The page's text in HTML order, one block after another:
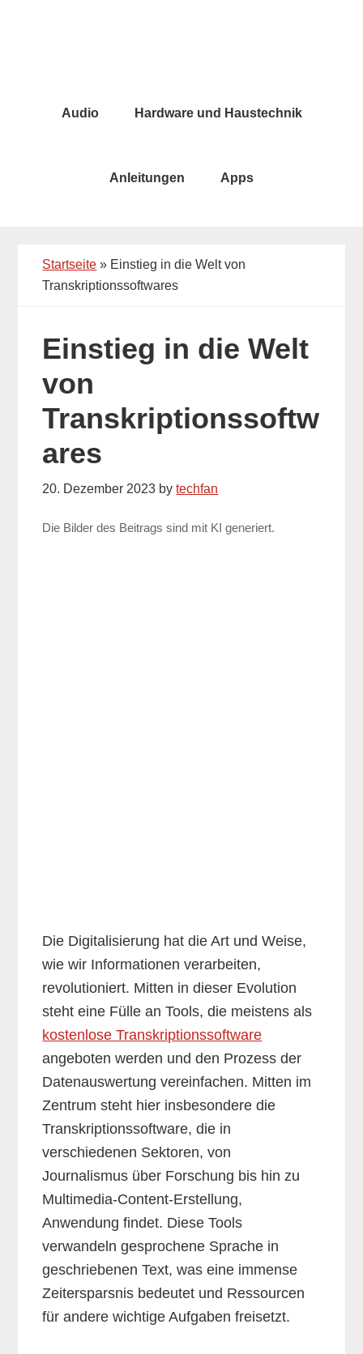
Audio Hardware und Haustechnik
Anleitungen Apps
Startseite » Einstieg in die Welt von
Transkriptionssoftwares
Einstieg in die Welt
von
Transkriptionssoftw
ares
20. Dezember 2023 bytechfan
Die Bilder des Beitrags sind mit KI generiert.
Die Digitalisierung hat die Art und Weise,
wie wir Informationen verarbeiten,
revolutioniert. Mitten in dieser Evolution
steht eine Fülle an Tools, die meistens als
kostenlose Transkriptionssoftware
angeboten werden und den Prozess der
Datenauswertung vereinfachen. Mitten im
Zentrum steht hier insbesondere die
Transkriptionssoftware, die in
verschiedenen Sektoren, von
Journalismus über Forschung bis hin zu
Multimedia-Content-Erstellung,
Anwendung findet. Diese Tools
verwandeln gesprochene Sprache in
geschriebenen Text, was eine immense
Zeitersparsnis bedeutet und Ressourcen
für andere wichtige Aufgaben freisetzt.